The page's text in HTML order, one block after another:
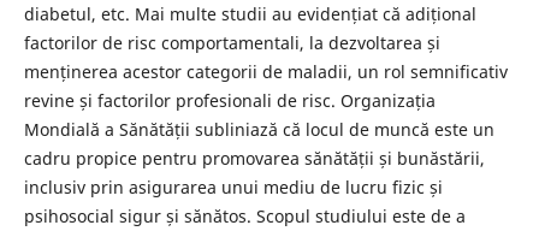
diabetul, etc. Mai multe studii au evidențiat că adițional
factorilor de risc comportamentali, la dezvoltarea și
menținerea acestor categorii de maladii, un rol semnificativ
revine și factorilor profesionali de risc. Organizația
Mondială a Sănătății subliniază că locul de muncă este un
cadru propice pentru promovarea sănătății și bunăstării,
inclusiv prin asigurarea unui mediu de lucru fizic și
psihosocial sigur și sănătos. Scopul studiului este de a